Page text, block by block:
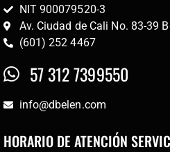
NIT 900079520-3
Av. Ciudad de Cali No. 83-39
(601) 252 4467
57 312 7399550
info@dbelen.com
HORARIO DE ATENCIÓN